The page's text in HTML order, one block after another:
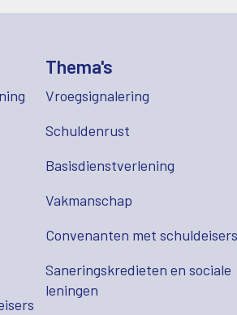
Thema's
Vroegsignalering
Schuldenrust
Basisdienstverlening
Vakmanschap
Convenanten met schuldeisers
Saneringskredieten en sociale
leningen